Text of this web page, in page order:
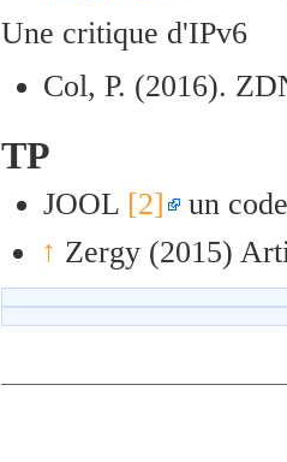
Une critique d'IPv6
Col, P. (2016).
TP
JOOL [2]
un
↑ Zergy (2015)